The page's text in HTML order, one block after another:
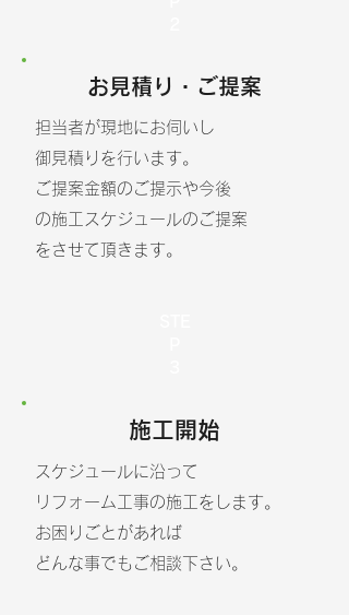
​お見積り・ご提案
担当者が現地にお伺いし
御見積りを行います。
ご提案金額のご提示や今後
の施工スケジュールのご提案
​をさせて頂きます。
​施工開始
スケジュールに沿って
リフォーム工事の施工をします。
お困りごとがあれば
どんな事でもご相談下さい。